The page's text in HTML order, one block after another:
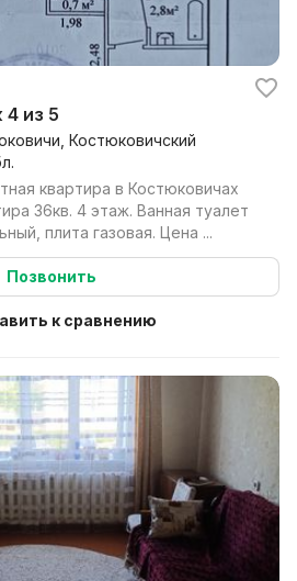
4 из 5
Костюковичский
квартира в Костюковичах
36кв. 4 этаж. Ванная туалет
евро, ремонт минимальный, плита газовая. Цена ...
Позвонить
к сравнению